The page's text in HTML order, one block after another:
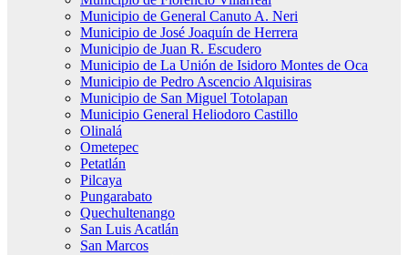
Municipio de General Canuto A. Neri
Municipio de José Joaquín de Herrera
Municipio de Juan R. Escudero
Municipio de La Unión de Isidoro Montes de Oca
Municipio de Pedro Ascencio Alquisiras
Municipio de San Miguel Totolapan
Municipio General Heliodoro Castillo
Olinalá
Ometepec
Petatlán
Pilcaya
Pungarabato
Quechultenango
San Luis Acatlán
San Marcos